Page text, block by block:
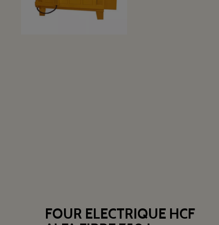
FOUR ELECTRIQUE HCF